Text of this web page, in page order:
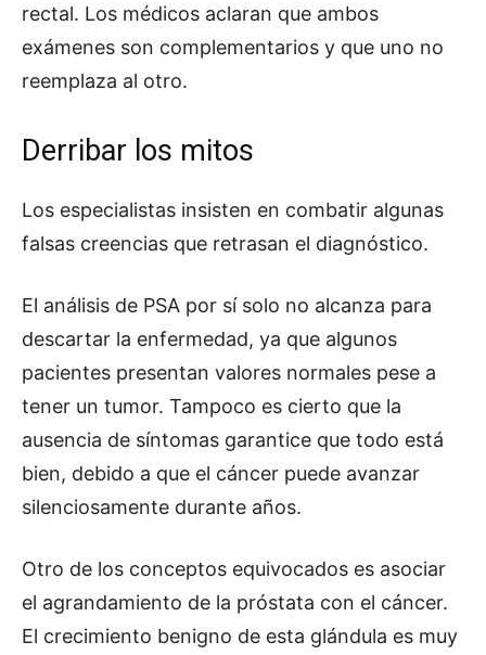
rectal. Los médicos aclaran que ambos
exámenes son complementarios y que uno no
reemplaza al otro.
Derribar los mitos
Los especialistas insisten en combatir algunas
falsas creencias que retrasan el diagnóstico.
El análisis de PSA por sí solo no alcanza para
descartar la enfermedad, ya que algunos
pacientes presentan valores normales pese a
tener un tumor. Tampoco es cierto que la
ausencia de síntomas garantice que todo está
bien, debido a que el cáncer puede avanzar
silenciosamente durante años.
Otro de los conceptos equivocados es asociar
el agrandamiento de la próstata con el cáncer.
El crecimiento benigno de esta glándula es muy